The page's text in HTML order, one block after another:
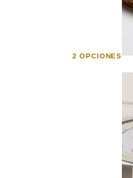
2 OPCIONES